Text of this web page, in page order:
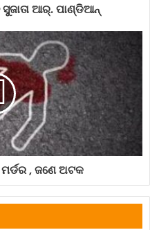
ଆର୍‌. ପାଣ୍ଡିଆନ୍
, ଜଣେ ଅଟକ